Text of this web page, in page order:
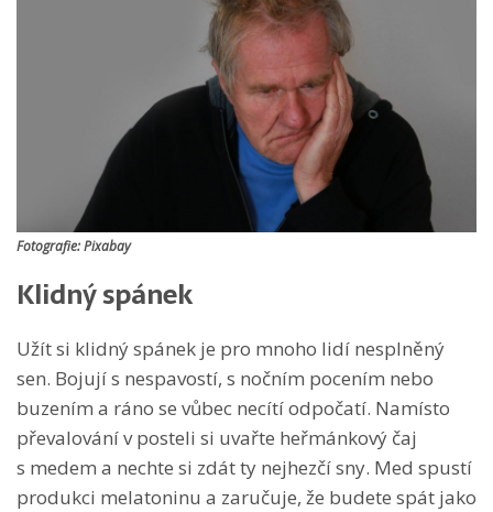
Fotografie: Pixabay
Klidný spánek
Užít si klidný spánek je pro mnoho lidí nesplněný
sen. Bojují s nespavostí, s nočním pocením nebo
buzením a ráno se vůbec necítí odpočatí. Namísto
převalování v posteli si uvařte heřmánkový čaj
s medem a nechte si zdát ty nejhezčí sny. Med spustí
produkci melatoninu a zaručuje, že budete spát jako